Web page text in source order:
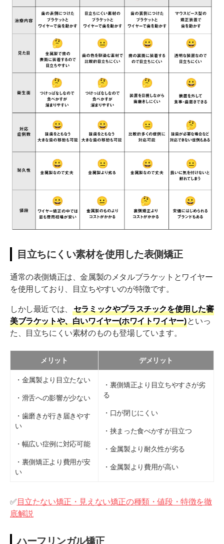
目立ちにくい素材を使用した表側矯正
通常の表側矯正は、金属製のメタルブラケットとワイヤー
を使用しており、目立ちやすいのが特徴です。
しかし最近では、
セラミックやプラスチックを使用した審
美ブラケットや、白いワイヤー(ホワイトワイヤー) といっ
た、目立ちにくい素材のものも登場しています。
メリット デメリット
・金属製より目立たない
・滑舌への影響が少ない
・歯磨きが行き届きやす
い
・幅広い症例に対応可能
・裏側矯正より費用が安
い
・裏側矯正より目立ちやすさが劣
る
・口が閉じにくい
・挟まった食べかすが目立つ
・金属製より耐久性が劣る
・金属製より費用が高い
✅ 目立たない矯正・見えない矯正の種類・値段・特徴を徹
底解説
ハーフリンガル矯正